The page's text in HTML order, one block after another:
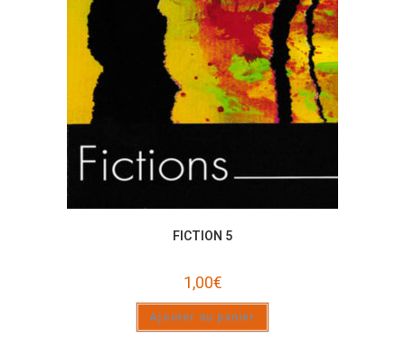
FICTION 5
1,00€
Ajouter au panier